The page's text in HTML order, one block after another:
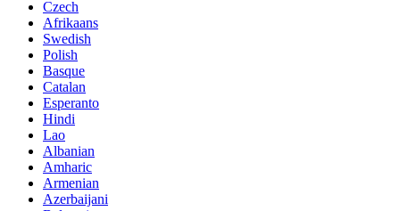
Czech
Afrikaans
Swedish
Polish
Basque
Catalan
Esperanto
Hindi
Lao
Albanian
Amharic
Armenian
Azerbaijani